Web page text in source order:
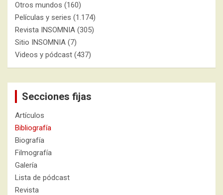
Otros mundos (160)
Películas y series (1.174)
Revista INSOMNIA (305)
Sitio INSOMNIA (7)
Videos y pódcast (437)
Secciones fijas
Artículos
Bibliografía
Biografía
Filmografía
Galería
Lista de pódcast
Revista